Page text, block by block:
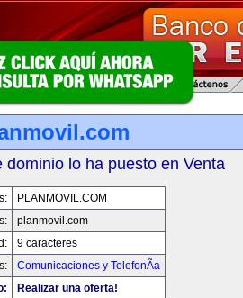
dominio lo ha puesto en Venta
PLANMOVIL.COM
planmovil.com
9 caracteres
Comunicaciones y TelefonÃ­a
Realizar una oferta!